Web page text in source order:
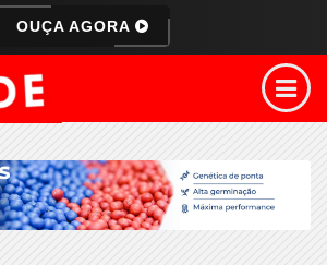
OUÇA AGORA